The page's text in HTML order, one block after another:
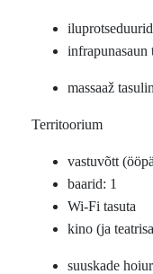
infrapunasaun
massaaž
Territoorium
vastuvõtt
baarid: 1
Wi-Fi tasuta
kino (ja
suuskade